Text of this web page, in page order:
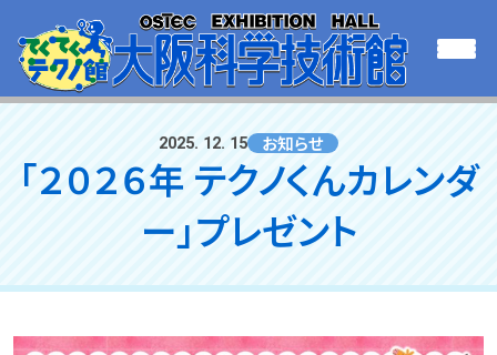
2025. 12. 15 お知らせ
「２０２６年 テクノくんカレンダ
ー」プレゼント